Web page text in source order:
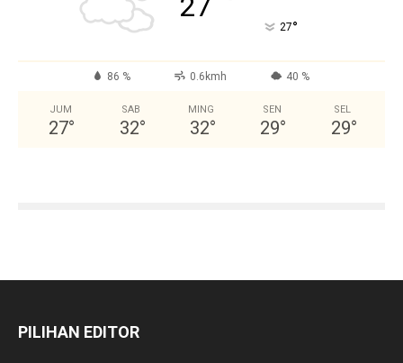
27°
86 % 0.6kmh 40 %
JUM
27°
SAB
32°
MING
32°
SEN
29°
SEL
29°
PILIHAN EDITOR